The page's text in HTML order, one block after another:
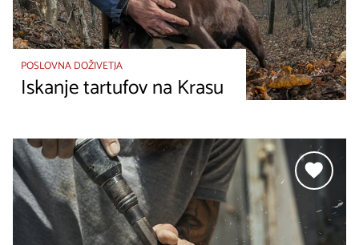
POSLOVNA DOŽIVETJA
Iskanje tartufov na Krasu